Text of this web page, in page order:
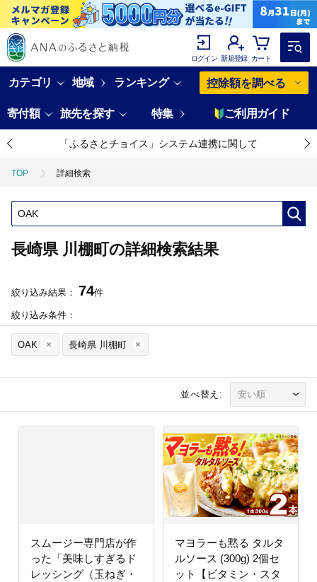
ログイン 新規登録 カート
カテゴリ 地域 ランキング 控除額を調べる
寄付額 旅先を探す 特集 ご利用ガイド
「ふるさとチョイス」システム連携に関して
TOP 詳細検索
長崎県 川棚町の詳細検索結果
絞り込み結果： 74件
絞り込み条件：
OAK 長崎県 川棚町
並べ替え:
スムージー専門店が作
った「美味しすぎるド
レッシング（玉ねぎ・
マヨラーも黙る タルタ
ルソース (300g) 2個セ
ット【ビタミン・スタ